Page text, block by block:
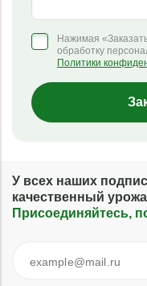
Нажимая
обработку
Политики
У всех наших
качественный
Присоединяйтесь,